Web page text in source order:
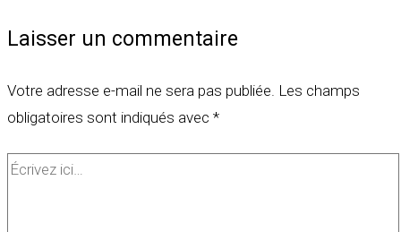
Laisser un commentaire
Votre adresse e-mail ne sera pas publiée. Les champs
obligatoires sont indiqués avec *
Écrivez